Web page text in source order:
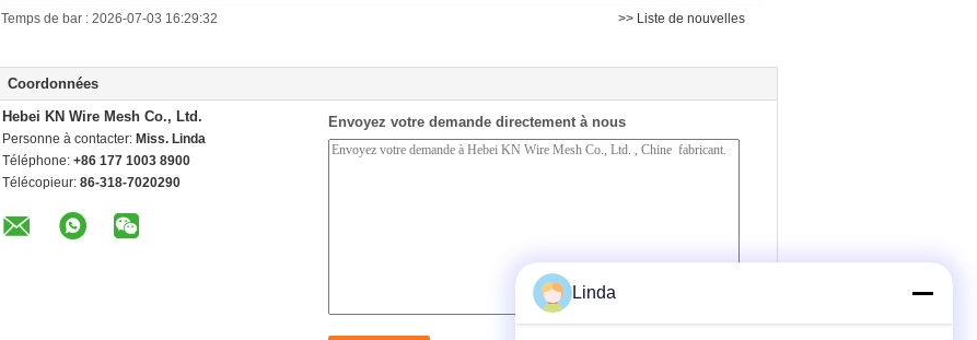
Temps de bar : 2026-07-03 16:29:32
>> Liste de nouvelles
Coordonnées
Hebei KN Wire Mesh Co., Ltd.
Personne à contacter: Miss. Linda
Téléphone: +86 177 1003 8900
Télécopieur: 86-318-7020290
Envoyez votre demande directement à nous
Linda